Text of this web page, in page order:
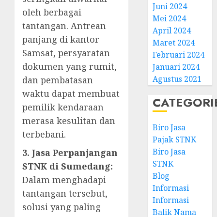
oleh berbagai
tantangan. Antrean
panjang di kantor
Samsat, persyaratan
dokumen yang rumit,
dan pembatasan
waktu dapat membuat
pemilik kendaraan
merasa kesulitan dan
terbebani.
3. Jasa Perpanjangan
STNK di Sumedang:
Dalam menghadapi
tantangan tersebut,
solusi yang paling
Juni 2024
Mei 2024
April 2024
Maret 2024
Februari 2024
Januari 2024
Agustus 2021
Biro Jasa
Pajak STNK
Biro Jasa
STNK
Blog
Informasi
Informasi
Balik Nama